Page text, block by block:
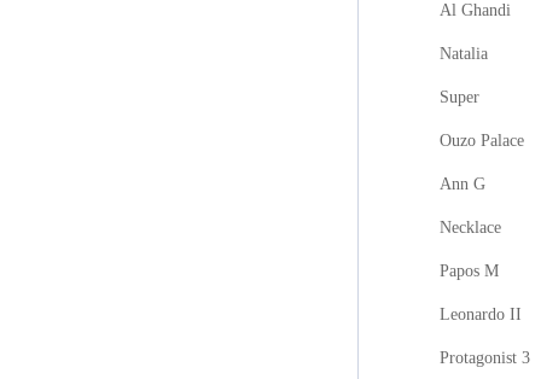
Al Ghandi
Natalia
Super
Ouzo Palace
Ann G
Necklace
Papos M
Leonardo II
Protagonist 3